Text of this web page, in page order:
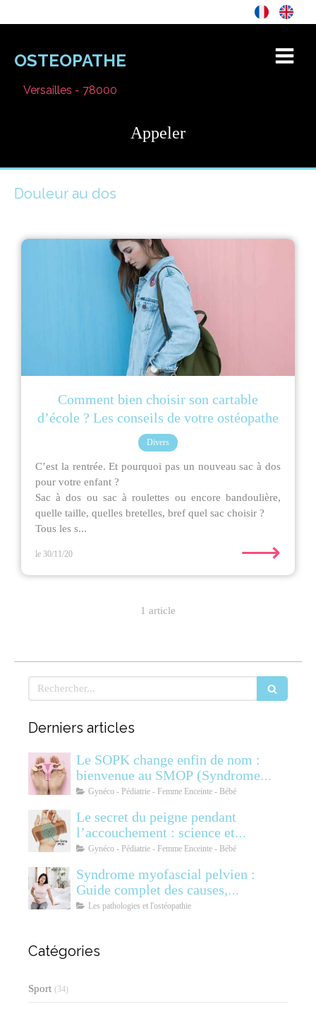
OSTEOPATHE
Versailles - 78000
Appeler
Douleur au dos
Comment bien choisir son cartable
d’école ? Les conseils de votre ostéopathe
Divers
C’est la rentrée. Et pourquoi pas un nouveau sac à dos
pour votre enfant ?
Sac à dos ou sac à roulettes ou encore bandoulière,
quelle taille, quelles bretelles, bref quel sac choisir ?
Tous les s...
le 30/11/20 ⟶
1 article
Rechercher
Derniers articles
Le SOPK change enfin de nom :
bienvenue au SMOP (Syndrome
Métabolique Ovarien
Gynéco - Pédiatrie - Femme Enceinte - Bébé
Le secret du peigne pendant
l’accouchement : science et
soulagement
Gynéco - Pédiatrie - Femme Enceinte - Bébé
Syndrome myofascial pelvien :
Guide complet des causes,
symptômes, diagnostic et
Les pathologies et l'ostéopathie
Catégories
Sport (34)